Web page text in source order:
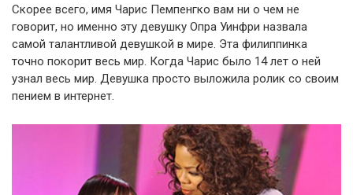
Скорее всего, имя Чарис Пемпенгко вам ни о чем не
говорит, но именно эту девушку Опра Уинфри назвала
самой талантливой девушкой в мире. Эта филиппинка
точно покорит весь мир. Когда Чарис было 14 лет о ней
узнал весь мир. Девушка просто выложила ролик со своим
пением в интернет.